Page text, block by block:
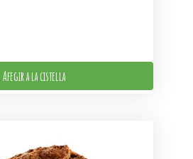
Afegir a la cistella